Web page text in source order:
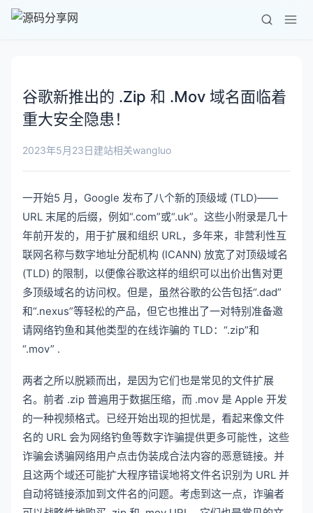
谷歌新推出的 .Zip 和 .Mov 域名面临着
重大安全隐患！
2023年5月23日建站相关wangluo
一开始5 月，Google 发布了八个新的顶级域 (TLD)——
URL 末尾的后缀，例如“.com”或“.uk”。这些小附录是几十
年前开发的，用于扩展和组织 URL，多年来，非营利性互
联网名称与数字地址分配机构 (ICANN) 放宽了对顶级域名
(TLD) 的限制，以便像谷歌这样的组织可以出价出售对更
多顶级域名的访问权。但是，虽然谷歌的公告包括“.dad”
和“.nexus”等轻松的产品，但它也推出了一对特别准备邀
请网络钓鱼和其他类型的在线诈骗的 TLD：“.zip”和
“.mov” .
两者之所以脱颖而出，是因为它们也是常见的文件扩展
名。前者 .zip 普遍用于数据压缩，而 .mov 是 Apple 开发
的一种视频格式。已经开始出现的担忧是，看起来像文件
名的 URL 会为网络钓鱼等数字诈骗提供更多可能性，这些
诈骗会诱骗网络用户点击伪装成合法内容的恶意链接。并
且这两个域还可能扩大程序错误地将文件名识别为 URL 并
自动将链接添加到文件名的问题。考虑到这一点，诈骗者